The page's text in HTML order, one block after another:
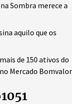
Sombra merece a
aquilo que os
de 150 ativos do
Mercado Bomvalor